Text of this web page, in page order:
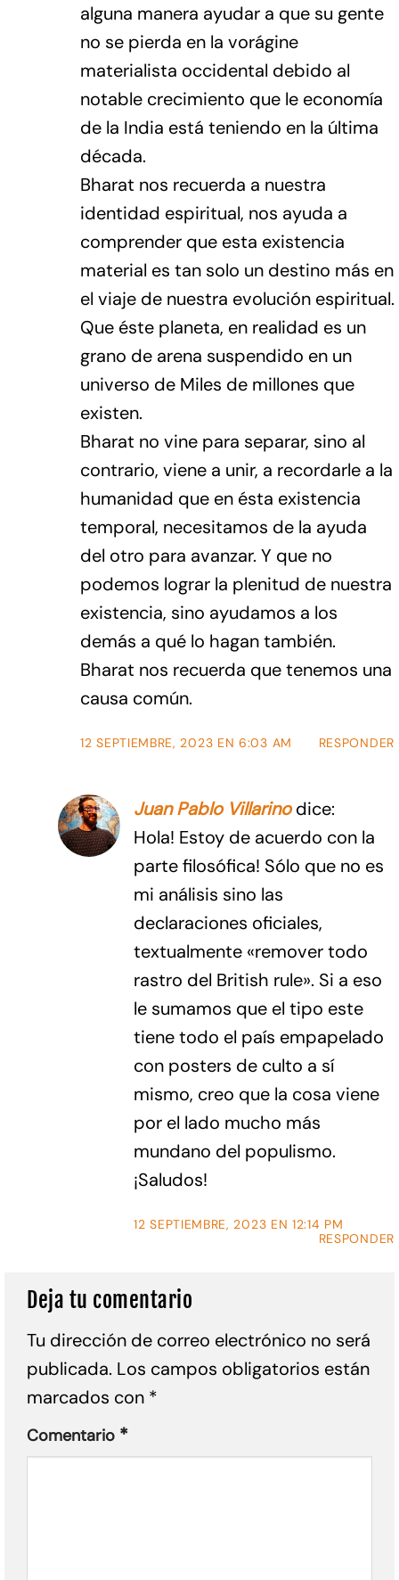
alguna manera ayudar a que su gente
no se pierda en la vorágine
materialista occidental debido al
notable crecimiento que le economía
de la India está teniendo en la última
década.
Bharat nos recuerda a nuestra
identidad espiritual, nos ayuda a
comprender que esta existencia
material es tan solo un destino más en
el viaje de nuestra evolución espiritual.
Que éste planeta, en realidad es un
grano de arena suspendido en un
universo de Miles de millones que
existen.
Bharat no vine para separar, sino al
contrario, viene a unir, a recordarle a la
humanidad que en ésta existencia
temporal, necesitamos de la ayuda
del otro para avanzar. Y que no
podemos lograr la plenitud de nuestra
existencia, sino ayudamos a los
demás a qué lo hagan también.
Bharat nos recuerda que tenemos una
causa común.
12 SEPTIEMBRE, 2023 EN 6:03 AM RESPONDER
Juan Pablo Villarino dice:
Hola! Estoy de acuerdo con la
parte filosófica! Sólo que no es
mi análisis sino las
declaraciones oficiales,
textualmente «remover todo
rastro del British rule». Si a eso
le sumamos que el tipo este
tiene todo el país empapelado
con posters de culto a sí
mismo, creo que la cosa viene
por el lado mucho más
mundano del populismo.
¡Saludos!
12 SEPTIEMBRE, 2023 EN 12:14 PM
RESPONDER
Deja tu comentario
Tu dirección de correo electrónico no será
publicada. Los campos obligatorios están
marcados con *
Comentario *